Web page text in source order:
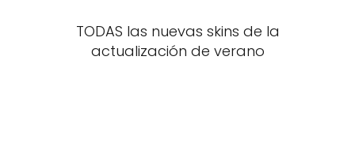
TODAS las nuevas skins de la
actualización de verano